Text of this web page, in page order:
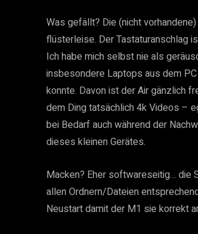
Was gefällt? Die (nicht
flüsterleise. Der Tastaturanschlag
Ich habe mich selbst nie als
insbesondere Laptops aus dem
konnte. Davon ist der Air gänzlich
dem Ding tatsächlich 4k Videos –
bei Bedarf auch während der
dieses kleinen Gerätes.
Macken? Eher softwareseitig… die
allen Ordnern/Dateien
Neustart damit der M1 sie korrekt